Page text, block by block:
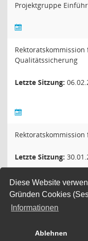
Diese Website
Gründen Cookies
Informationen
Ablehnen
Projektgruppe
Qualitätssicherung
Letzte Sitzung:
Letzte Sitzung: